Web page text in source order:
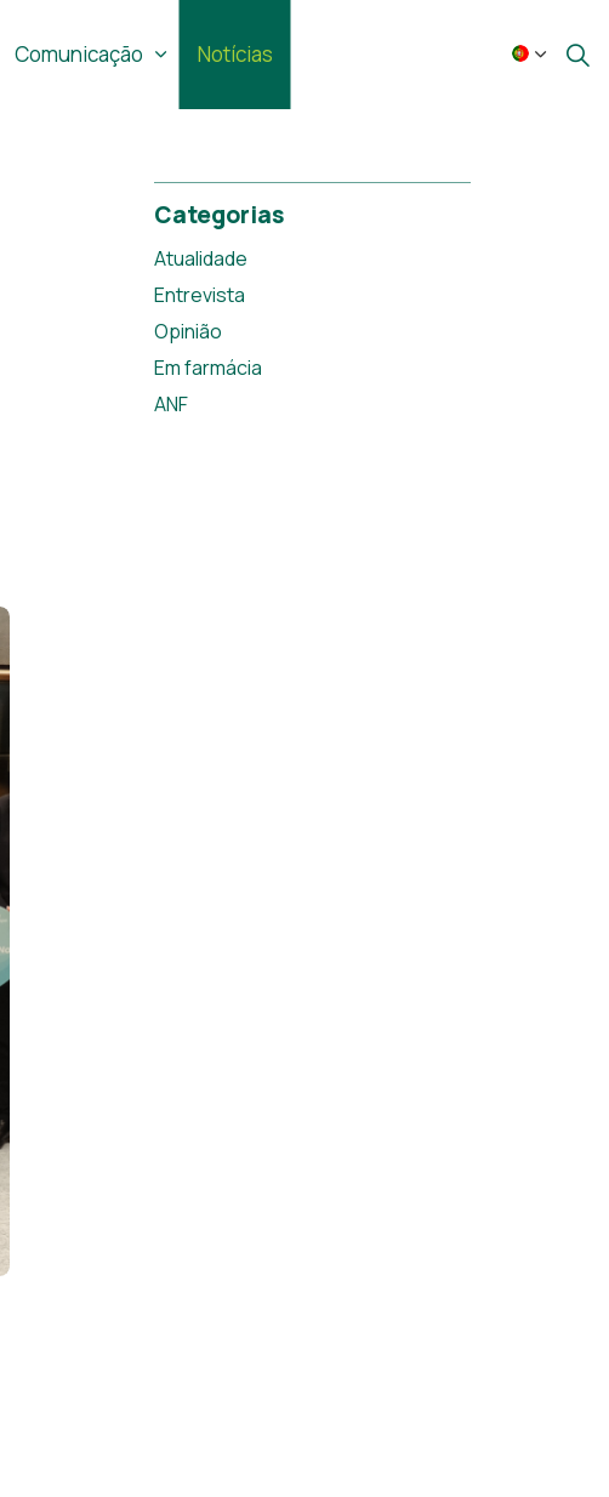
Comunicação Notícias
Categorias
Atualidade
Entrevista
Opinião
Em farmácia
ANF